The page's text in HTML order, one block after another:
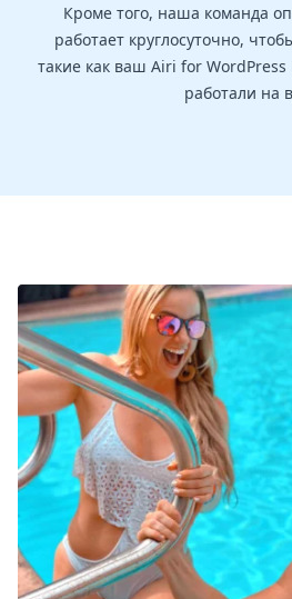
Кроме того, наша команда
работает круглосуточно,
такие как ваш Airi for WordPress
работали на